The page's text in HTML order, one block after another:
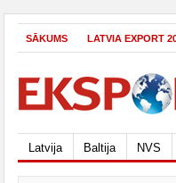
SĀKUMS LATVIA EXPORT
Latvija Baltija NVS